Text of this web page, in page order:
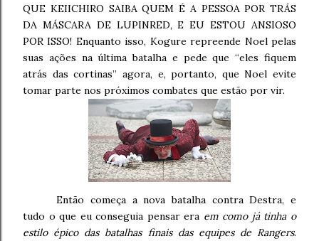
QUE KEIICHIRO SAIBA QUEM É A PESSOA POR TRÁS
DA MÁSCARA DE LUPINRED, E EU ESTOU ANSIOSO
POR ISSO! Enquanto isso, Kogure repreende Noel pelas
suas ações na última batalha e pede que “eles fiquem
atrás das cortinas” agora, e, portanto, que Noel evite
tomar parte nos próximos combates que estão por vir.
Então começa a nova batalha contra Destra, e
tudo o que eu conseguia pensar era em como já tinha o
estilo épico das batalhas finais das equipes de Rangers.